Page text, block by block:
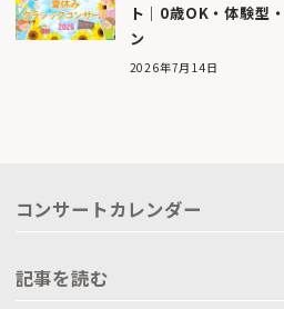
ト｜0歳OK・体験型
ン
2026年7月14日
コンサートカレンダー
記事を読む